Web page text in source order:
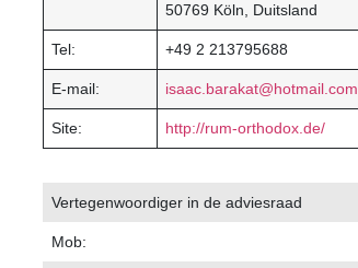
50769 Köln, Duitsland
Tel: +49 2 213795688
E-mail: isaac.barakat@hotmail.com
Site: http://rum-orthodox.de/
Vertegenwoordiger in de adviesraad
Mob: